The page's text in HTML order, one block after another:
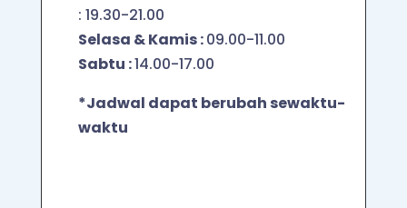
: 19.30-21.00
Selasa & Kamis :09.00-11.00
Sabtu :14.00-17.00
*Jadwal dapat berubah sewaktu-
waktu